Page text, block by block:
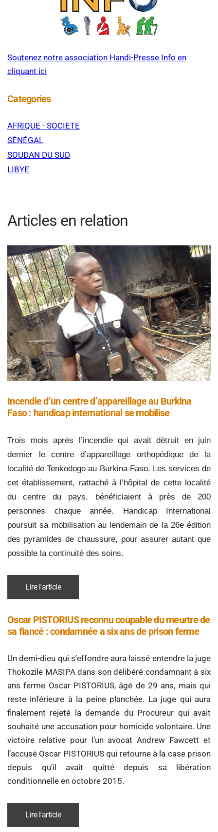
Soutenez notre association Handi-Presse Info en
cliquant ici
Categories
AFRIQUE - SOCIETE
SÉNÉGAL
SOUDAN DU SUD
LIBYE
Articles en relation
Incendie d’un centre d’appareillage au Burkina
Faso : handicap international se mobilise
Trois mois après l’incendie qui avait détruit en juin
dernier le centre d’appareillage orthopédique de la
localité de Tenkodogo au Burkina Faso. Les services de
cet établissement, rattaché à l’hôpital de cette localité
du centre du pays, bénéficiaient à près de 200
personnes chaque année. Handicap International
poursuit sa mobilisation au lendemain de la 26e édition
des pyramides de chaussure, pour assurer autant que
possible la continuité des soins.
Lire l'article
Oscar PISTORIUS reconnu coupable du meurtre de
sa fiancé : condamnée a six ans de prison ferme
Un demi-dieu qui s’effondre aura laissé entendre la juge
Thokozile MASIPA dans son délibéré condamnant à six
ans ferme Oscar PISTORIUS, âgé de 29 ans, mais qui
reste inférieure à la peine planchée. La juge qui aura
finalement rejeté la demande du Procureur qui avait
souhaité une accusation pour homicide volontaire. Une
victoire relative pour l’un avocat Andrew Fawcett et
l’accusé Oscar PISTORIUS qui retourne à la case prison
depuis qu’il avait quitté depuis sa libération
conditionnelle en octobre 2015.
Lire l'article